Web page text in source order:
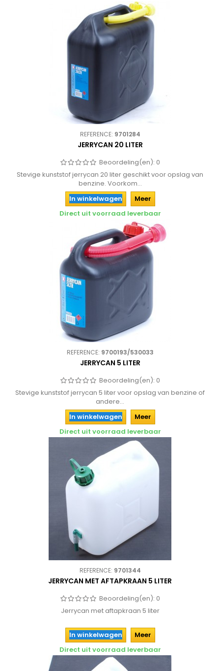
REFERENCE: 9701284
JERRYCAN 20 LITER
Beoordeling(en): 0
Stevige kunststof jerrycan 20 liter geschikt voor opslag van
benzine. Voorkom...
In winkelwagen
Meer
Direct uit voorraad leverbaar
REFERENCE: 9700193/530033
JERRYCAN 5 LITER
Beoordeling(en): 0
Stevige kunststof jerrycan 5 liter voor opslag van benzine of
andere...
In winkelwagen
Meer
Direct uit voorraad leverbaar
REFERENCE: 9701344
JERRYCAN MET AFTAPKRAAN 5 LITER
Beoordeling(en): 0
Jerrycan met aftapkraan 5 liter
In winkelwagen
Meer
Direct uit voorraad leverbaar